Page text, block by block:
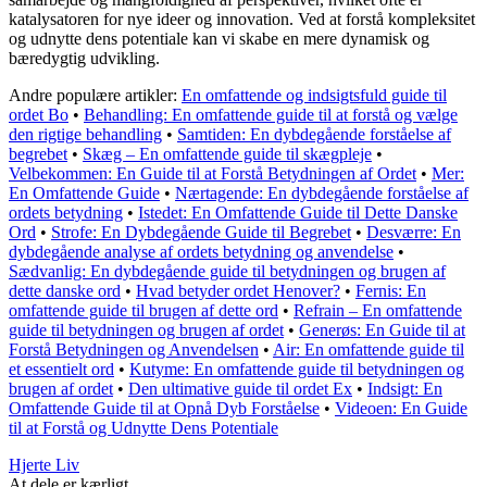
katalysatoren for nye ideer og innovation. Ved at forstå kompleksitet
og udnytte dens potentiale kan vi skabe en mere dynamisk og
bæredygtig udvikling.
Andre populære artikler: En omfattende og indsigtsfuld guide til
ordet Bo • Behandling: En omfattende guide til at forstå og vælge
den rigtige behandling • Samtiden: En dybdegående forståelse af
begrebet • Skæg – En omfattende guide til skægpleje •
Velbekommen: En Guide til at Forstå Betydningen af Ordet • Mer:
En Omfattende Guide • Nærtagende: En dybdegående forståelse af
ordets betydning • Istedet: En Omfattende Guide til Dette Danske
Ord • Strofe: En Dybdegående Guide til Begrebet • Desværre: En
dybdegående analyse af ordets betydning og anvendelse •
Sædvanlig: En dybdegående guide til betydningen og brugen af
dette danske ord • Hvad betyder ordet Henover? • Fernis: En
omfattende guide til brugen af dette ord • Refrain – En omfattende
guide til betydningen og brugen af ordet • Generøs: En Guide til at
Forstå Betydningen og Anvendelsen • Air: En omfattende guide til
et essentielt ord • Kutyme: En omfattende guide til betydningen og
brugen af ordet • Den ultimative guide til ordet Ex • Indsigt: En
Omfattende Guide til at Opnå Dyb Forståelse • Videoen: En Guide
til at Forstå og Udnytte Dens Potentiale
Hjerte Liv